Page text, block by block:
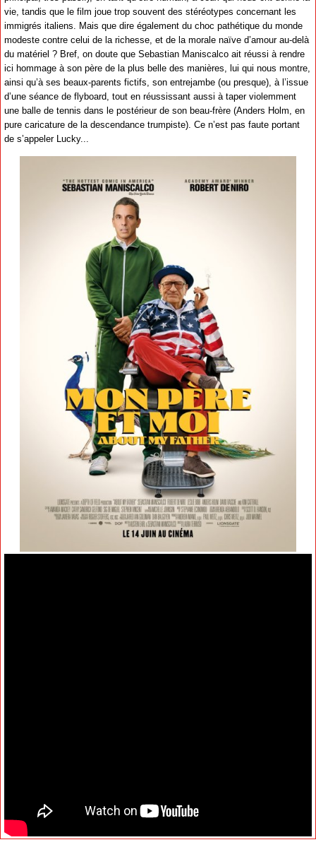
vie, tandis que le film joue trop souvent des stéréotypes concernant les
immigrés italiens. Mais que dire également du choc pathétique du monde
modeste contre celui de la richesse, et de la morale naïve d’amour au-delà
du matériel ? Bref, on doute que Sebastian Maniscalco ait réussi à rendre
ici hommage à son père de la plus belle des manières, lui qui nous montre,
ainsi qu’à ses beaux-parents fictifs, son entrejambe (ou presque), à l’issue
d’une séance de flyboard, tout en réussissant aussi à taper violemment
une balle de tennis dans le postérieur de son beau-frère (Anders Holm, en
pure caricature de la descendance trumpiste). Ce n’est pas faute portant
de s’appeler Lucky...